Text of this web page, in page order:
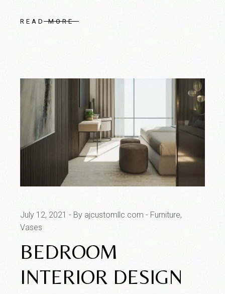
READ MORE
July 12, 2021 By ajcustomllc.com
Furniture
Vases
BEDROOM
INTERIOR DESIGN